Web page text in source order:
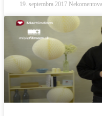
19. septembra 2017